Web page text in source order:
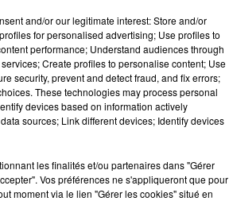
and/or our legitimate interest: Store and/or
for personalised advertising; Use profiles to
performance; Understand audiences through
Create profiles to personalise content; Use
security, prevent and detect fraud, and fix errors;
These technologies may process personal
devices based on information actively
sources; Link different devices; Identify devices
les finalités et/ou partenaires dans "Gérer
Vos préférences ne s'appliqueront que pour
moment via le lien "Gérer les cookies" situé en